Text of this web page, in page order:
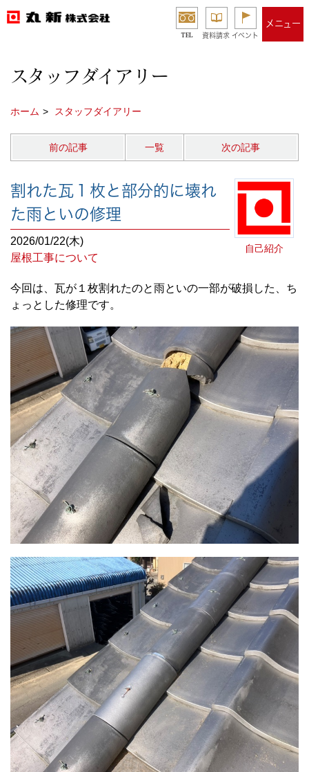
TEL 資料請求 イベント
メニュー
スタッフダイアリー
ホーム スタッフダイアリー
前の記事 一覧 次の記事
割れた瓦１枚と部分的に壊れ
た雨といの修理
自己紹介
2026/01/22(木)
屋根工事について
今回は、瓦が１枚割れたのと雨といの一部が破損した、ち
ょっとした修理です。